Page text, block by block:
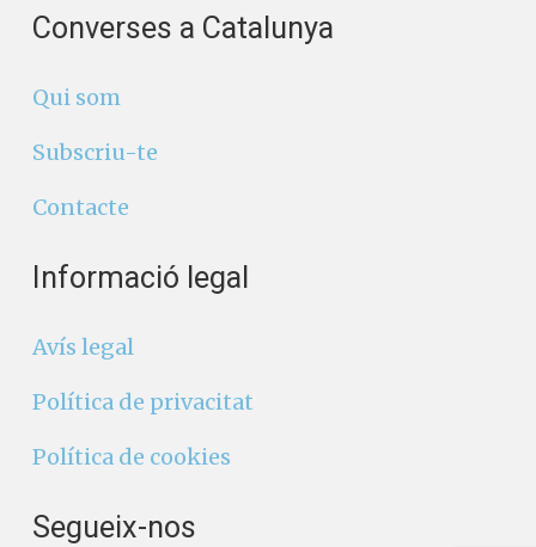
Converses a Catalunya
Qui som
Subscriu-te
Contacte
Informació legal
Avís legal
Política de privacitat
Política de cookies
Segueix-nos